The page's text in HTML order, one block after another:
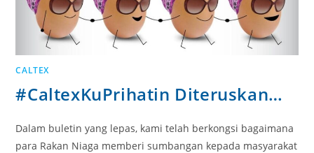
CALTEX
#CaltexKuPrihatin Diteruskan…
Dalam buletin yang lepas, kami telah berkongsi bagaimana
para Rakan Niaga memberi sumbangan kepada masyarakat